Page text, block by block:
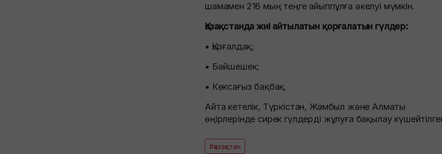
шамамен 216 мың теңге айыппұлға әкелуі мүмкін.
Қазақстанда жиі айтылатын қорғалатын гүлдер:
• Қызғалдақ;
• Бәйшешек;
• Көксағыз бақбақ.
Айта кетелік, Түркістан, Жамбыл және Алматы
өңірлерінде сирек гүлдерді жұлуға бақылау
#қазақстан